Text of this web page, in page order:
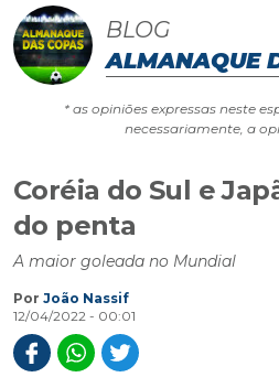
BLOG
ALMANAQUE
* as opiniões expressas neste
necessariamente, a
Coréia do Sul e
do penta
A maior goleada no Mundial
Por João Nassif
12/04/2022 - 00:01